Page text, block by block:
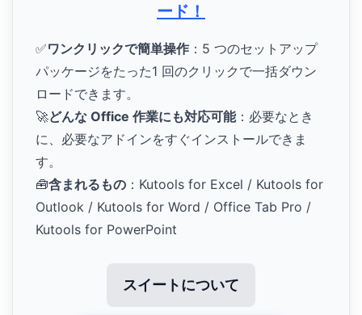
ード！
✅ワンクリックで簡単操作 ：5 つのセットアップ
パッケージをたった1 回のクリックで一括ダウン
ロードできます。
🚀どんな Office 作業にも対応可能：必要なとき
に、必要なアドインをすぐインストールできま
す。
🧰含まれるもの ：Kutools for Excel / Kutools for
Outlook / Kutools for Word / Office Tab Pro /
Kutools for PowerPoint
スイートについて